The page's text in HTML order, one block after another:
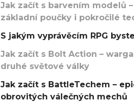
Jak začít s barvením modelů
základní poučky i pokročilé
S jakým vyprávěcím RPG
Jak začít s Bolt Action –
druhé světové války
Jak začít s BattleTechem –
obrovitých válečných mechů